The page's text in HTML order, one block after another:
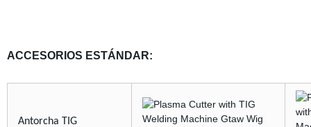
ACCESORIOS ESTÁNDAR:
Antorcha TIG